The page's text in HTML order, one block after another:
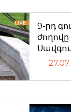
9-րդ
ժողովը